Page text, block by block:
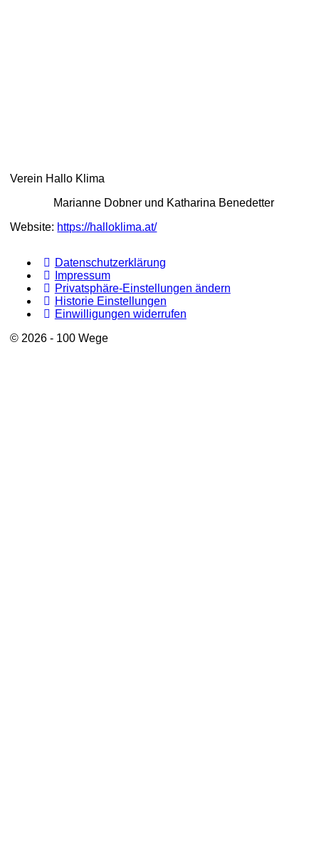
Verein Hallo Klima
Marianne Dobner und Katharina Benedetter
Website: https://halloklima.at/
Datenschutzerklärung
Impressum
Privatsphäre-Einstellungen ändern
Historie Einstellungen
Einwilligungen widerrufen
© 2026 - 100 Wege